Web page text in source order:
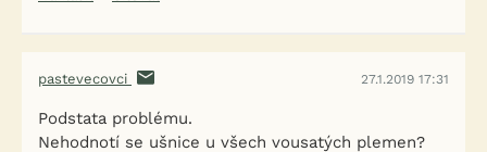
pastevecovci 27.1.2019 17:31
Podstata problému.
Nehodnotí se ušnice u všech vousatých plemen?